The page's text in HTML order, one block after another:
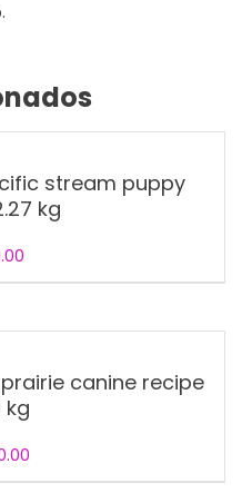
stream puppy
kg
canine recipe
kg